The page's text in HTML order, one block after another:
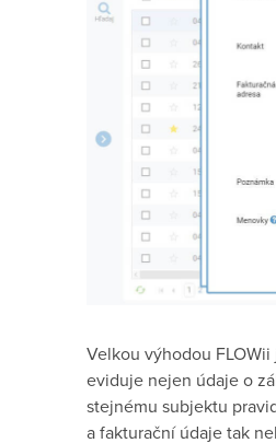
Velkou výhodou FLOWii
eviduje nejen údaje o
stejnému subjektu
a fakturační údaje tak